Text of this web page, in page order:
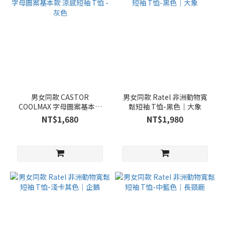
男女同款 CASTOR
COOLMAX 字母圖案基本款
涼感短袖 T恤 - 灰色
NT$1,680
男女同款 Ratel 非洲動物寬
鬆短袖 T恤-黑色｜大象
NT$1,980